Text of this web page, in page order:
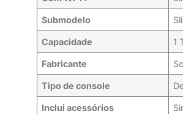
Submodelo
Capacidade 1
Fabricante
Tipo de console
Inclui acessórios